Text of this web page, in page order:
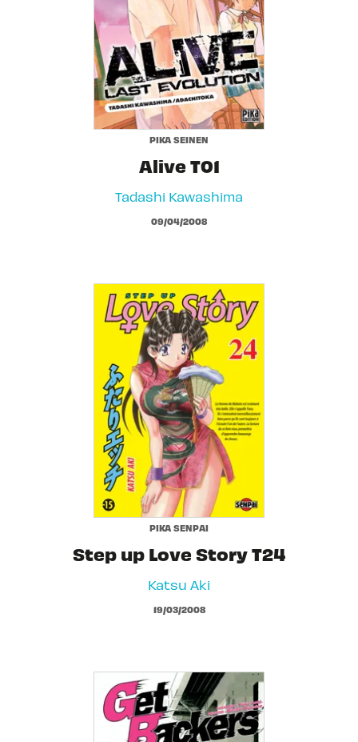
PIKA SEINEN
Alive T01
Tadashi Kawashima
09/04/2008
PIKA SENPAI
Step up Love Story T24
Katsu Aki
19/03/2008